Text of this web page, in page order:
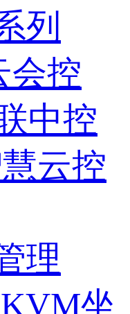
列
会控
中控
云控
理
KVM坐